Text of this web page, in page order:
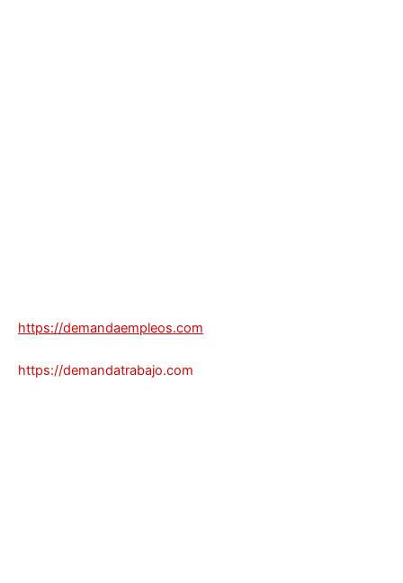
https://demandaempleos.com
https://demandatrabajo.com